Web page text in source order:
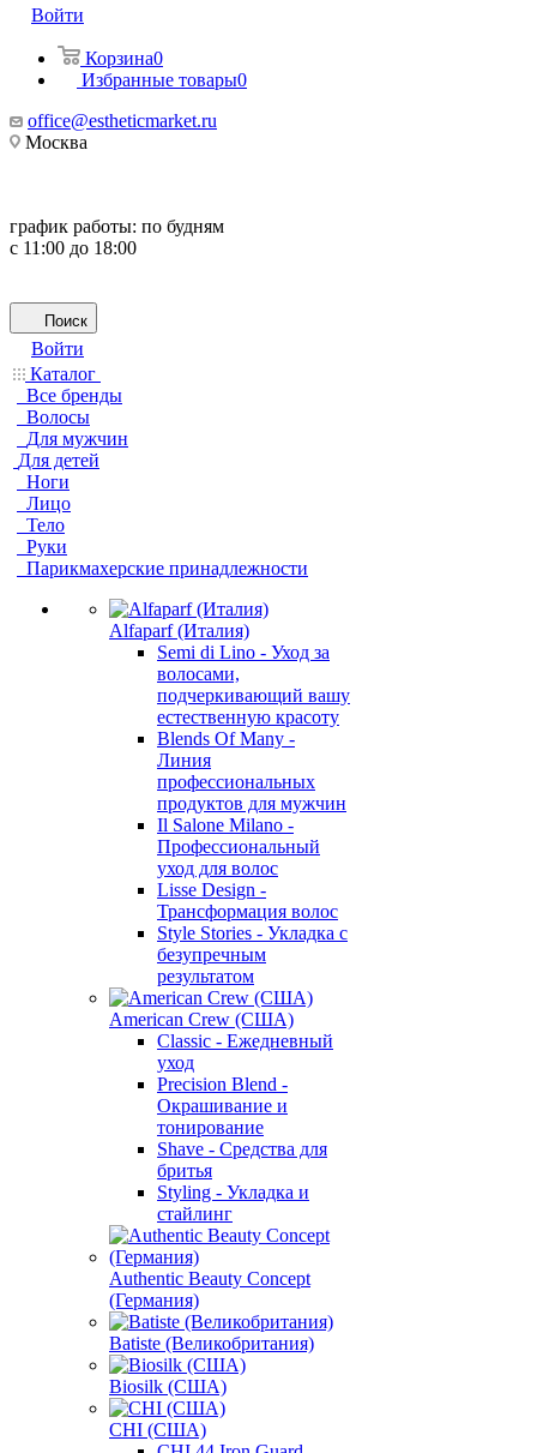
Войти
Корзина0
Избранные товары0
office@estheticmarket.ru
Москва
график работы: по будням
с 11:00 до 18:00
Поиск
Войти
Каталог
Все бренды
Волосы
Для мужчин
Для детей
Ноги
Лицо
Тело
Руки
Парикмахерские принадлежности
Alfaparf (Италия)
Semi di Lino - Уход за
волосами,
подчеркивающий вашу
естественную красоту
Blends Of Many -
Линия
профессиональных
продуктов для мужчин
Il Salone Milano -
Профессиональный
уход для волос
Lisse Design -
Трансформация волос
Style Stories - Укладка с
безупречным
результатом
American Crew (США)
Classic - Ежедневный
уход
Precision Blend -
Окрашивание и
тонирование
Shave - Средства для
бритья
Styling - Укладка и
стайлинг
Authentic Beauty Concept
(Германия)
Batiste (Великобритания)
Biosilk (США)
CHI (США)